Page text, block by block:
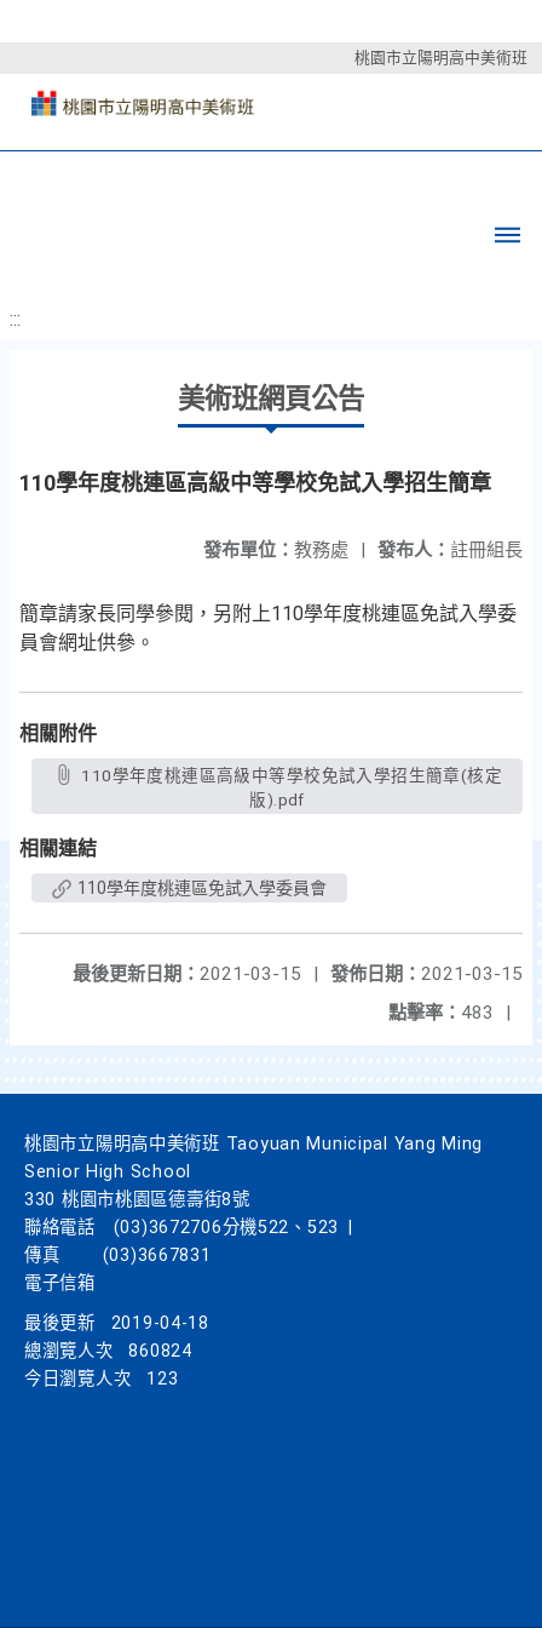
桃園市立陽明高中美術班
:::
美術班網頁公告
110學年度桃連區高級中等學校免試入學招生簡章
發布人： 註冊組長
發布單位： 教務處 |
簡章請家長同學參閱，另附上110學年度桃連區免試入學委
員會網址供參。
相關附件
版).pdf
相關連結
110學年度桃連區免試入學委員會
發佈日期： 2021-03-15
最後更新日期： 2021-03-15
|
點擊率： 483 |
桃園市立陽明高中美術班 Taoyuan Municipal Yang Ming
Senior High School
330 桃園市桃園區德壽街8號
聯絡電話
(03)3672706分機522、523
傳真
(03)3667831
電子信箱
最後更新
2019-04-18
總瀏覽人次
860824
今日瀏覽人次
123